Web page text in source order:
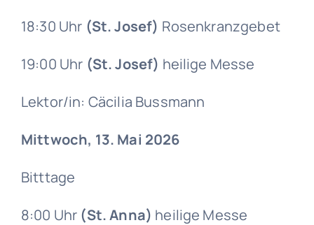
18:30 Uhr (St. Josef) Rosenkranzgebet
19:00 Uhr (St. Josef) heilige Messe
Lektor/in: Cäcilia Bussmann
Mittwoch, 13. Mai 2026
Bitttage
8:00 Uhr (St. Anna) heilige Messe